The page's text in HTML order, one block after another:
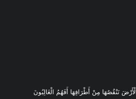
الْأَرْضَ نَنْقُصُهَا مِنْ أَطْرَافِهَا أَفَهُمُ الْغَالِبُونَ